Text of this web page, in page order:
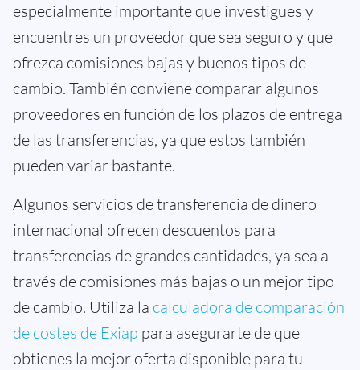
especialmente importante que investigues y
encuentres un proveedor que sea seguro y que
ofrezca comisiones bajas y buenos tipos de
cambio. También conviene comparar algunos
proveedores en función de los plazos de entrega
de las transferencias, ya que estos también
pueden variar bastante.
Algunos servicios de transferencia de dinero
internacional ofrecen descuentos para
transferencias de grandes cantidades, ya sea a
través de comisiones más bajas o un mejor tipo
de cambio. Utiliza la calculadora de comparación
de costes de Exiap para asegurarte de que
obtienes la mejor oferta disponible para tu